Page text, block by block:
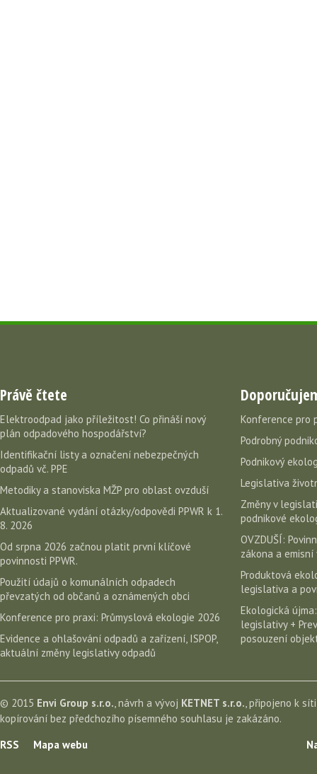
Právě čtete
Elektroodpad jako příležitost! Co přináší nový
plán odpadového hospodářství?
Identifikační listy a označení nebezpečných
odpadů vč. PPE
Metodiky a stanoviska MŽP pro oblast ovzduší
Aktualizované vydání otázky/odpovědi PPWR k 1.
8. 2026
Od srpna 2026 začnou platit první klíčové
povinnosti PPWR.
Použití údajů o komunálních odpadech
převzatých od občanů a oznámených obci
Konference pro praxi: Průmyslová ekologie 2026
Evidence a ohlašování odpadů a zařízení, ISPOP,
aktuální změny legislativy odpadů
Konference pro
Podrobný
Podnikový
Legislativa
Změny v
podnikové
OVZDUŠÍ:
zákona a emisní
Produktová
legislativa a
Ekologická
legislativy +
posouzení
© 2015 Envi Group s.r.o., návrh a vývoj KETNET s.r.o., připojeno k
kopírování bez předchozího písemného souhlasu je zakázáno.
RSS
Mapa webu